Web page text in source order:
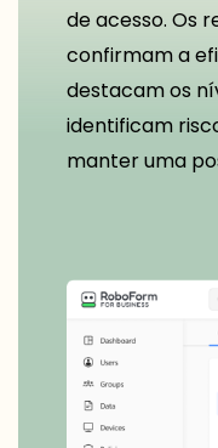
de acesso. Os
confirmam a
destacam os
identificam
manter uma